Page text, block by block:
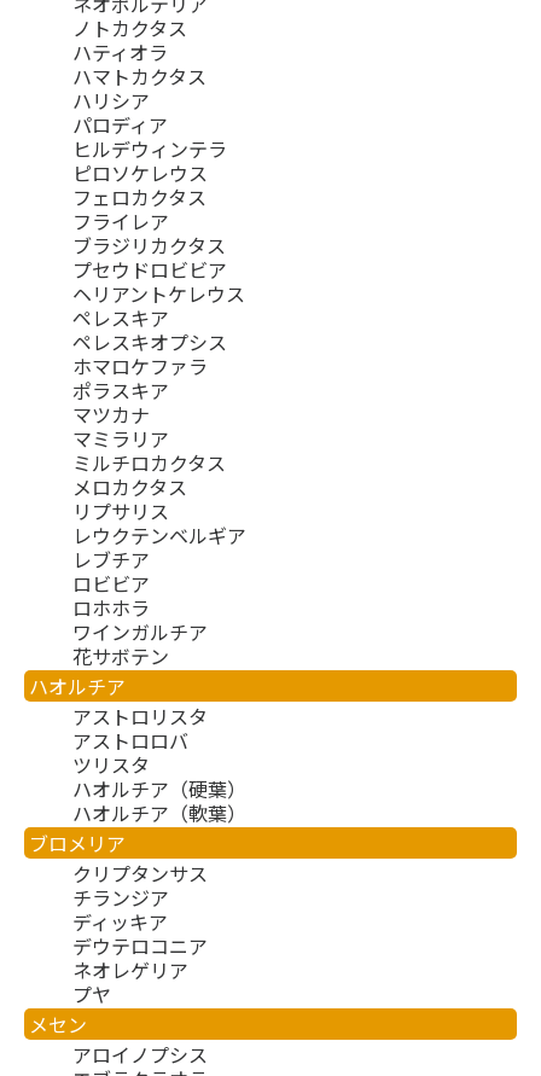
ノトカクタス
ハティオラ
ハマトカクタス
ハリシア
パロディア
ヒルデウィンテラ
ピロソケレウス
フェロカクタス
フライレア
ブラジリカクタス
プセウドロビビア
ヘリアントケレウス
ペレスキア
ペレスキオプシス
ホマロケファラ
ポラスキア
マツカナ
マミラリア
ミルチロカクタス
メロカクタス
リプサリス
レウクテンベルギア
レブチア
ロビビア
ロホホラ
ワインガルチア
花サボテン
ハオルチア
アストロリスタ
アストロロバ
ツリスタ
ハオルチア（硬葉）
ハオルチア（軟葉）
ブロメリア
クリプタンサス
チランジア
ディッキア
デウテロコニア
ネオレゲリア
プヤ
メセン
アロイノプシス